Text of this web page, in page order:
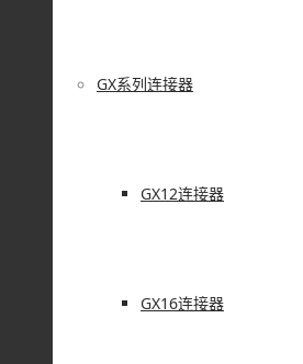
GX系列连接器
GX12连接器
GX16连接器